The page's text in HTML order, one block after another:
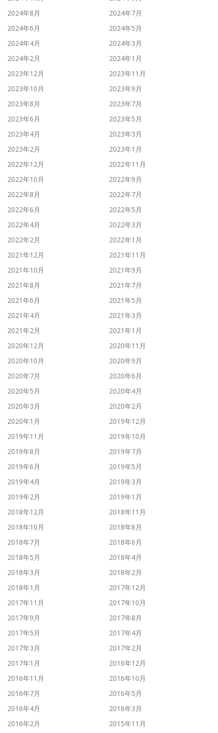
2024年8月
2024年7月
2024年6月
2024年5月
2024年4月
2024年3月
2024年2月
2024年1月
2023年12月
2023年11月
2023年10月
2023年9月
2023年8月
2023年7月
2023年6月
2023年5月
2023年4月
2023年3月
2023年2月
2023年1月
2022年12月
2022年11月
2022年10月
2022年9月
2022年8月
2022年7月
2022年6月
2022年5月
2022年4月
2022年3月
2022年2月
2022年1月
2021年12月
2021年11月
2021年10月
2021年9月
2021年8月
2021年7月
2021年6月
2021年5月
2021年4月
2021年3月
2021年2月
2021年1月
2020年12月
2020年11月
2020年10月
2020年9月
2020年7月
2020年6月
2020年5月
2020年4月
2020年3月
2020年2月
2020年1月
2019年12月
2019年11月
2019年10月
2019年8月
2019年7月
2019年6月
2019年5月
2019年4月
2019年3月
2019年2月
2019年1月
2018年12月
2018年11月
2018年10月
2018年8月
2018年7月
2018年6月
2018年5月
2018年4月
2018年3月
2018年2月
2018年1月
2017年12月
2017年11月
2017年10月
2017年9月
2017年8月
2017年5月
2017年4月
2017年3月
2017年2月
2017年1月
2016年12月
2016年11月
2016年10月
2016年7月
2016年5月
2016年4月
2016年3月
2016年2月
2015年11月